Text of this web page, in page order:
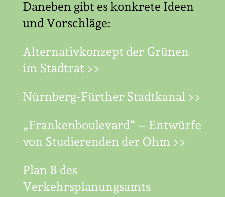
Daneben gibt es konkrete Ideen
und Vorschläge:
Alternativkonzept der Grünen
im Stadtrat >>
Nürnberg-Fürther Stadtkanal >>
„Frankenboulevard“ – Entwürfe
von Studierenden der Ohm >>
Plan B des
Verkehrsplanungsamts